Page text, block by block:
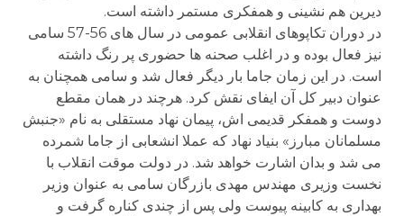
دیرین هم نشینی و همفکری مستمر داشته است.
در دوران تکاپوهای انقلابی عمومی در سال های 56-57 سامی
نیز فعال بوده و در اغلب صحنه ها حضوری پر رنگ داشته
است. در این زمان جاما بار دیگر فعال شد و سامی همچنان به
عنوان دبیر کل آن ایفای نقش کرد. هرچند در همان مقطع
دوست و همفکر قدیمی اش، پیمان نهاد مستقلی به نام «جنبش
مسلمانان مبارز» بنیاد نهاد که عملا انشعابی از جاما شمرده
می شد و بدان اشارت خواهد شد. در دولت موقت انقلاب با
نخست وزیری مهندس مهدی بازرگان سامی به عنوان وزیر
بهداری به کابینه پیوست ولی پس از چندی کناره گرفت و